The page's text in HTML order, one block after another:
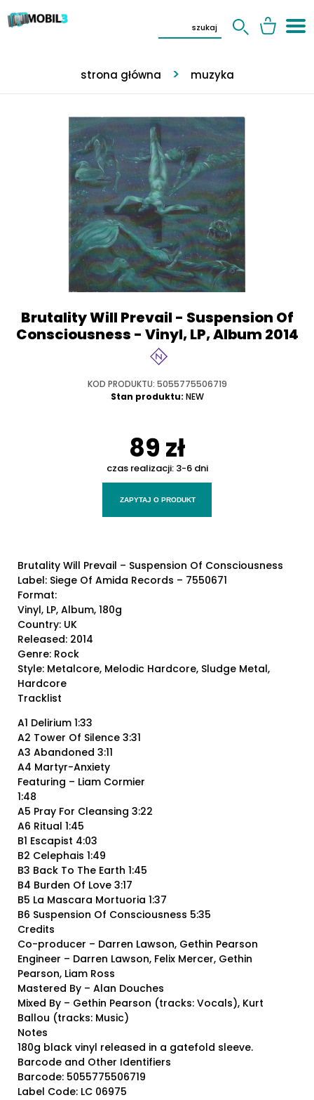
strona główna muzyka
Brutality Will Prevail - Suspension Of
Consciousness - Vinyl, LP, Album 2014
KOD PRODUKTU: 5055775506719
Stan produktu: NEW
89 zł
czas realizacji: 3-6 dni
ZAPYTAJ O PRODUKT
Brutality Will Prevail – Suspension Of Consciousness
Label: Siege Of Amida Records – 7550671
Format:
Vinyl, LP, Album, 180g
Country: UK
Released: 2014
Genre: Rock
Style: Metalcore, Melodic Hardcore, Sludge Metal,
Hardcore
Tracklist
A1 Delirium 1:33
A2 Tower Of Silence 3:31
A3 Abandoned 3:11
A4 Martyr-Anxiety
Featuring – Liam Cormier
1:48
A5 Pray For Cleansing 3:22
A6 Ritual 1:45
B1 Escapist 4:03
B2 Celephais 1:49
B3 Back To The Earth 1:45
B4 Burden Of Love 3:17
B5 La Mascara Mortuoria 1:37
B6 Suspension Of Consciousness 5:35
Credits
Co-producer – Darren Lawson, Gethin Pearson
Engineer – Darren Lawson, Felix Mercer, Gethin
Pearson, Liam Ross
Mastered By – Alan Douches
Mixed By – Gethin Pearson (tracks: Vocals), Kurt
Ballou (tracks: Music)
Notes
180g black vinyl released in a gatefold sleeve.
Barcode and Other Identifiers
Barcode: 5055775506719
Label Code: LC 06975